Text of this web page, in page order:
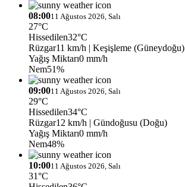
08:0011 Ağustos 2026, Salı
27°C
Hissedilen32°C
Rüzgar11 km/h | Keşişleme (Güneydoğu)
Yağış Miktarı0 mm/h
Nem51%
09:0011 Ağustos 2026, Salı
29°C
Hissedilen34°C
Rüzgar12 km/h | Gündoğusu (Doğu)
Yağış Miktarı0 mm/h
Nem48%
10:0011 Ağustos 2026, Salı
31°C